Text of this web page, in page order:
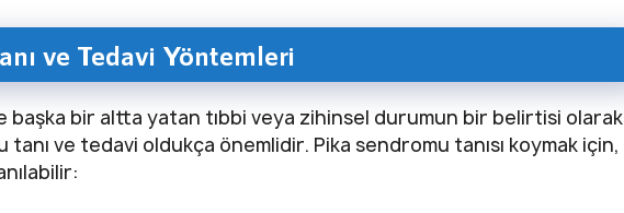
ve Tedavi Yöntemleri
başka bir altta yatan tıbbi veya zihinsel durumun bir belirtisi olarak
tanı ve tedavi oldukça önemlidir. Pika sendromu tanısı koymak için,